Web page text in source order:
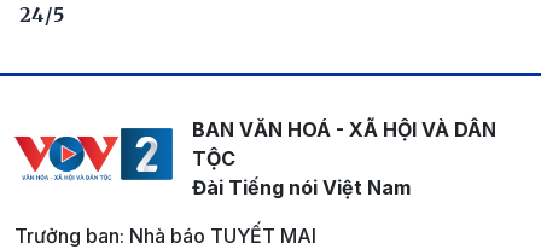
24/5
BAN VĂN HOÁ - XÃ HỘI VÀ DÂN
TỘC
Đài Tiếng nói Việt Nam
Trưởng ban: Nhà báo TUYẾT MAI